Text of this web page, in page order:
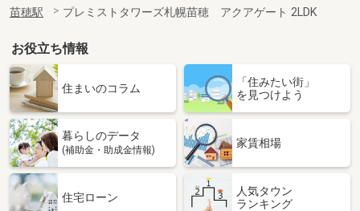
苗穂駅
プレミストタワーズ札幌苗穂 アクアゲート 2LDK
お役立ち情報
住まいのコラム
「住みたい街」
を見つけよう
暮らしのデータ
(補助金・助成金情報)
家賃相場
住宅ローン
人気タウン
ランキング